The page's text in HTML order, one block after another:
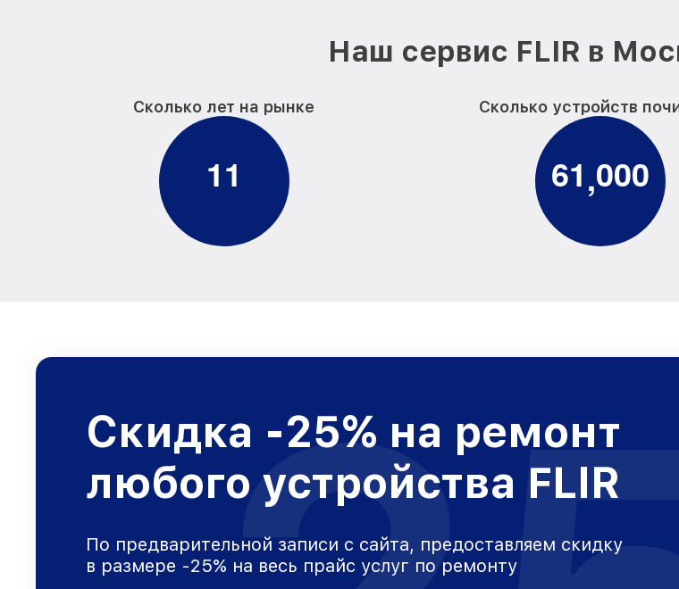
Наш сервис FLIR в
Сколько лет на рынке
11
Сколько устройств
61,000
Скидка -25% на ремонт
любого устройства FLIR
По предварительной записи с сайта, предоставляем скидку
в размере -25% на весь прайс услуг по ремонту